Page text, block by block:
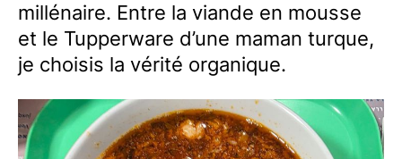
millénaire. Entre la viande en mousse
et le Tupperware d’une maman turque,
je choisis la vérité organique.